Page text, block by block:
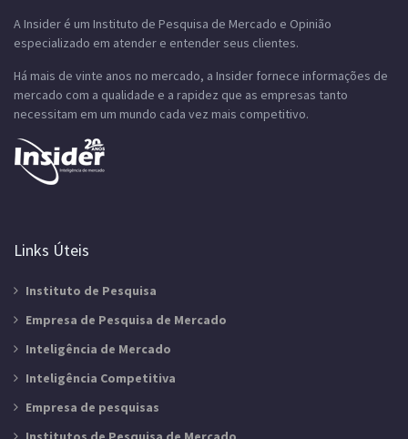
A Insider é um Instituto de Pesquisa de Mercado e Opinião
especializado em atender e entender seus clientes.
Há mais de vinte anos no mercado, a Insider fornece informações de
mercado com a qualidade e a rapidez que as empresas tanto
necessitam em um mundo cada vez mais competitivo.
Links Úteis
Instituto de Pesquisa
Empresa de Pesquisa de Mercado
Inteligência de Mercado
Inteligência Competitiva
Empresa de pesquisas